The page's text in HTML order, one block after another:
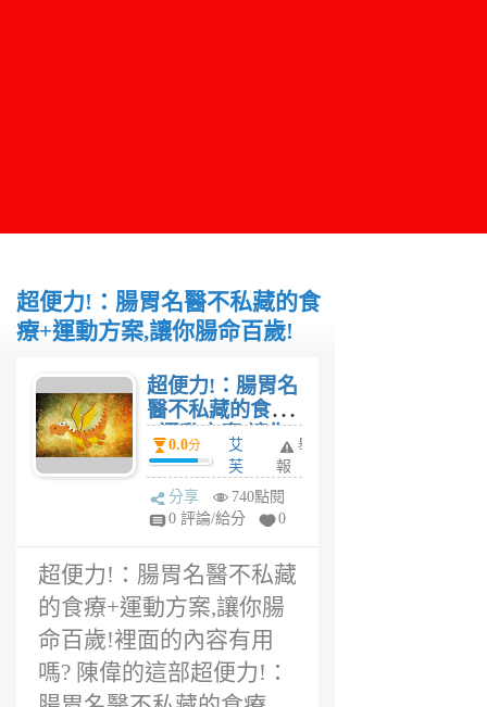
超便力!：腸胃名醫不私藏的食
療+運動方案,讓你腸命百歲!
超便力!：腸胃名
醫不私藏的食療
+運動方案,讓你
腸命百歲!
0.0分
艾
芙
琳
5
舉
報
分享
740點閱
0 評論/給分
0
超便力!：腸胃名醫不私藏
的食療+運動方案,讓你腸
命百歲!裡面的內容有用
嗎? 陳偉的這部超便力!：